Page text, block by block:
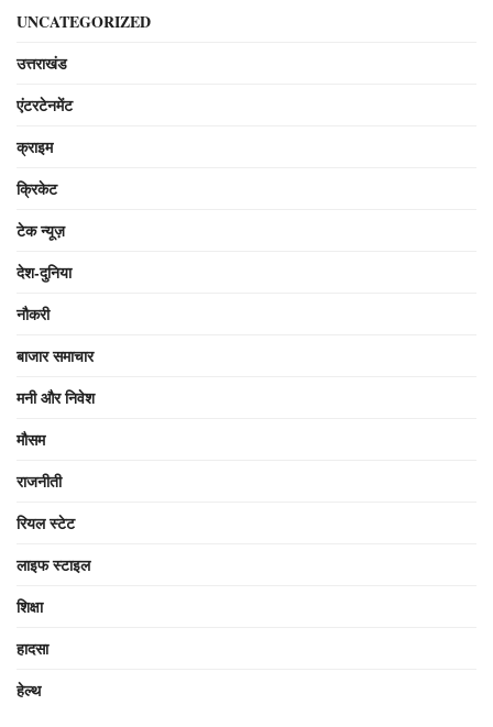
UNCATEGORIZED
उत्तराखंड
एंटरटेनमेंट
क्राइम
क्रिकेट
टेक न्यूज़
देश-दुनिया
नौकरी
बाजार समाचार
मनी और निवेश
मौसम
राजनीती
रियल स्टेट
लाइफ स्टाइल
शिक्षा
हादसा
हेल्थ